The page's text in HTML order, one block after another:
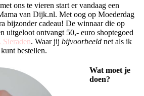
ons te vieren start er vandaag een
van Dijk.nl. Met oog op Moederdag
bijzonder cadeau! De winnaar die op
uitgeloot ontvangt 50,- euro shoptegoed
. Waar jij bijvoorbeeld net als ik
bestellen.
Wat moet je
doen?